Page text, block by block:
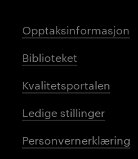
Opptaksinformasjon
Biblioteket
Kvalitetsportalen
Ledige stillinger
Personvernerklæring